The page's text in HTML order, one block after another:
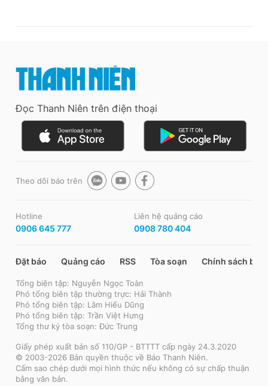
Đọc Thanh Niên trên điện thoại
Theo dõi báo trên
Hotline
0906 645 777
Liên hệ quảng cáo
0908 780 404
Đặt báo Quảng cáo RSS Tòa soạn Chính sách bảo
Tổng biên tập: Nguyễn Ngọc Toàn
Phó tổng biên tập thường trực: Hải Thành
Phó tổng biên tập: Lâm Hiếu Dũng
Phó tổng biên tập: Trần Việt Hưng
Tổng thư ký tòa soạn: Đức Trung
Giấy phép xuất bản số 110/GP - BTTTT cấp ngày 24.3.2020
© 2003-2026 Bản quyền thuộc về Báo Thanh Niên.
Cấm sao chép dưới mọi hình thức nếu không có sự chấp thuận
bằng văn bản.